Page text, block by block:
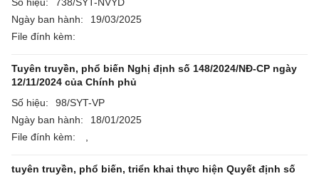
Ngày ban hành:
19/03/2025
File đính kèm:
Tuyên truyền, phổ biến Nghị định số 148/2024/NĐ-CP ngày
12/11/2024 của Chính phủ
Số hiệu:
98/SYT-VP
Ngày ban hành:
18/01/2025
File đính kèm:
tuyên truyền, phổ biến, triển khai thực hiện Quyết định số